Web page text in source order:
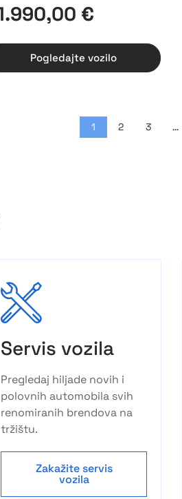
€
Pogledajte vozilo
1 2 3 …
Servis vozila
Pregledaj hiljade novih i
polovnih automobila svih
renomiranih brendova na
tržištu.
Zakažite servis
vozila